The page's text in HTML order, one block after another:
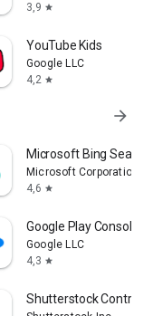
3,9 star
YouTube Kids
Google LLC
4,2 star
arrow_forward
Microsoft Bing Search
Microsoft Corporation
4,6 star
Google Play Console
Google LLC
4,3 star
Shutterstock